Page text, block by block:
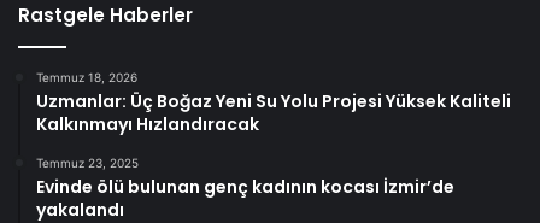
Rastgele Haberler
Temmuz 18, 2026
Uzmanlar: Üç Boğaz Yeni Su Yolu Projesi Yüksek Kaliteli
Kalkınmayı Hızlandıracak
Temmuz 23, 2025
Evinde ölü bulunan genç kadının kocası İzmir’de
yakalandı